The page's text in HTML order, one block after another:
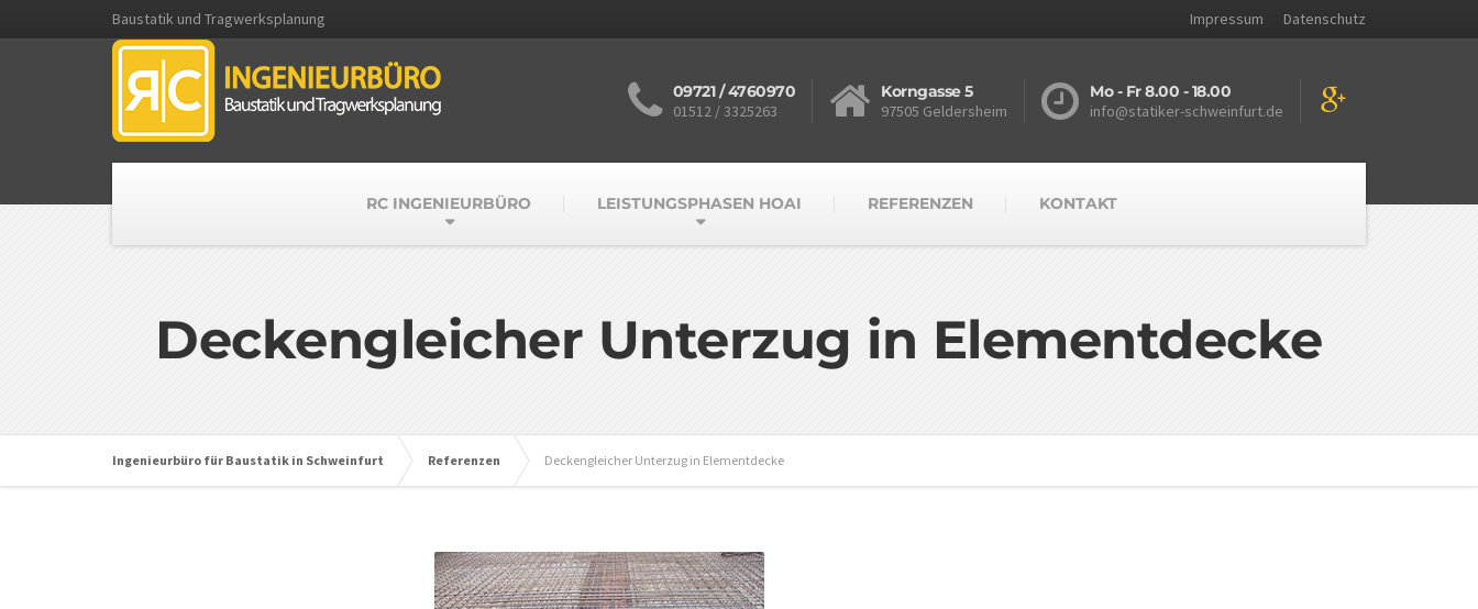
Baustatik und Tragwerksplanung Impressum Datenschutz
09721 / 4760970
01512 / 3325263
Korngasse 5
97505 Geldersheim
Mo - Fr 8.00 - 18.00
info@statiker-schweinfurt.de
RC INGENIEURBÜRO LEISTUNGSPHASEN HOAI REFERENZEN KONTAKT
Deckengleicher Unterzug in Elementdecke
Ingenieurbüro für Baustatik in Schweinfurt Referenzen Deckengleicher Unterzug in Elementdecke